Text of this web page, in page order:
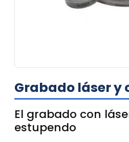
Grabado láser y
El grabado con
estupendo